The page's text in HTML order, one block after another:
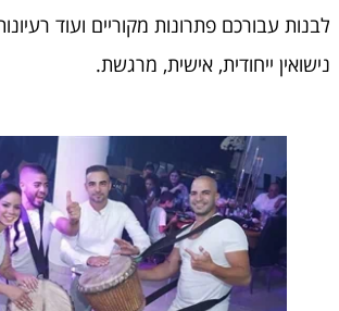
לבנות עבורכם פתרונות מקוריים ועוד
נישואין ייחודית, אישית, מרגשת.